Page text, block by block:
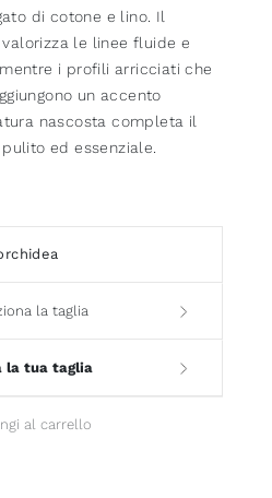
di cotone e lino. Il
le linee fluide e
i profili arricciati che
un accento
nascosta completa il
ed essenziale.
la taglia
la tua taglia
al carrello